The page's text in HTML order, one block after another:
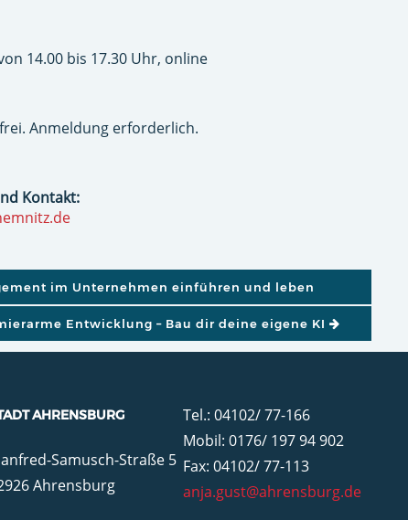
14.00 bis 17.30 Uhr, online
Anmeldung erforderlich.
Kontakt:
im Unternehmen einführen und leben
Entwicklung – Bau dir deine eigene KI
AHRENSBURG
Samusch-Straße 5
Ahrensburg
Tel.: 04102/ 77-166
Mobil: 0176/ 197 94 902
Fax: 04102/ 77-113
anja.gust@ahrensburg.de